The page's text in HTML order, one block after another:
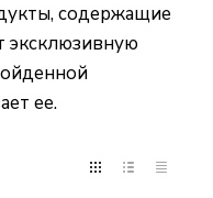
содержащие
эксклюзивную
ее.